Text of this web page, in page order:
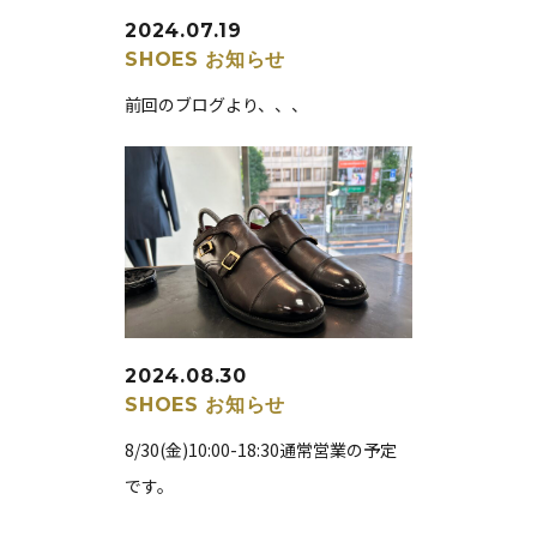
2024.07.19
SHOES お知らせ
前回のブログより、、、
2024.08.30
SHOES お知らせ
8/30(金)10:00-18:30通常営業の予定
です。